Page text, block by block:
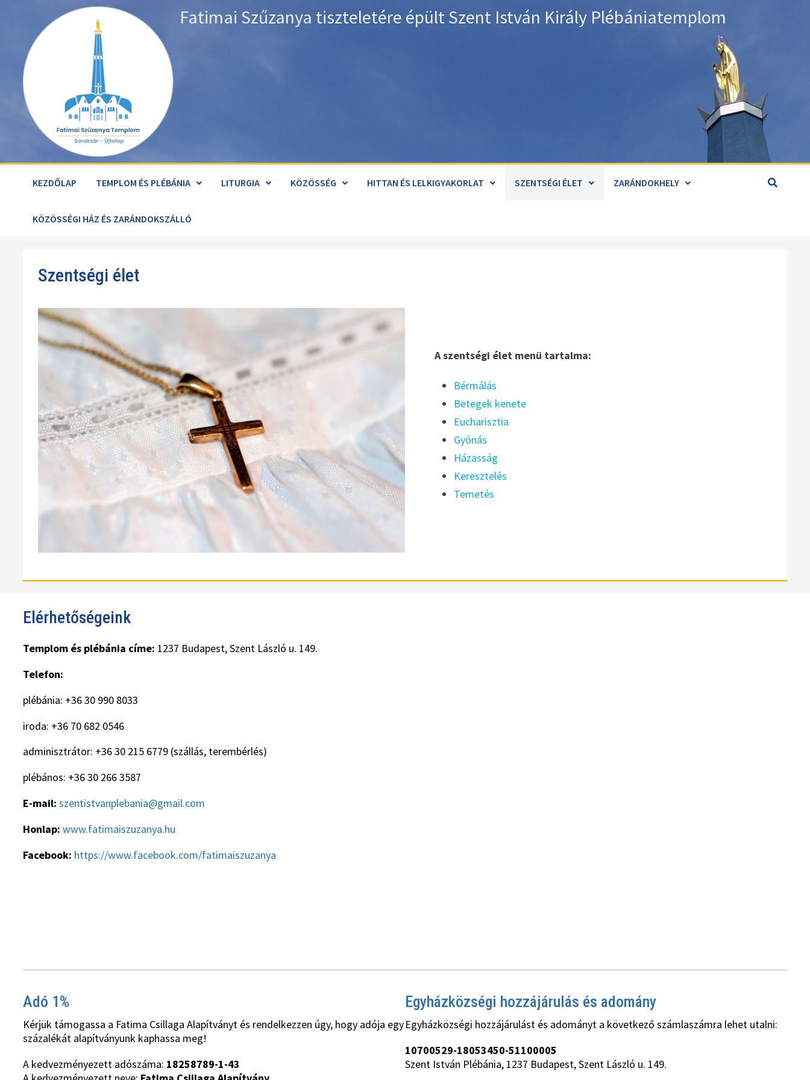
Fatimai Szűzanya tiszteletére épült Szent István Király Plébániatemplom
KEZDŐLAP TEMPLOM ÉS PLÉBÁNIA LITURGIA KÖZÖSSÉG HITTAN ÉS LELKIGYAKORLAT SZENTSÉGI ÉLET ZARÁNDOKHELY
KÖZÖSSÉGI HÁZ ÉS ZARÁNDOKSZÁLLÓ
Szentségi élet
A szentségi élet menü tartalma:
Bérmálás
Betegek kenete
Eucharisztia
Gyónás
Házasság
Keresztelés
Temetés
Elérhetőségeink
Templom és plébánia címe: 1237 Budapest, Szent László u. 149.
Telefon:
plébánia: +36 30 990 8033
iroda: +36 70 682 0546
adminisztrátor: +36 30 215 6779 (szállás, terembérlés)
plébános: +36 30 266 3587
E-mail:szentistvanplebania@gmail.com
Honlap: www.fatimaiszuzanya.hu
Facebook: https://www.facebook.com/fatimaiszuzanya
Adó 1%
Kérjük támogassa a Fatima Csillaga Alapítványt és rendelkezzen úgy, hogy adója egy
százalékát alapítványunk kaphassa meg!
A kedvezményezett adószáma: 18258789-1-43
Egyházközségi hozzájárulás és adomány
Egyházközségi hozzájárulást és adományt a következő számlaszámra lehet utalni:
10700529-18053450-51100005
Szent István Plébánia, 1237 Budapest, Szent László u. 149.